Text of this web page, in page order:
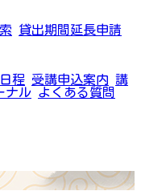
貸出期間延長申請
程 受講申込案内 講
ナル よくある質問